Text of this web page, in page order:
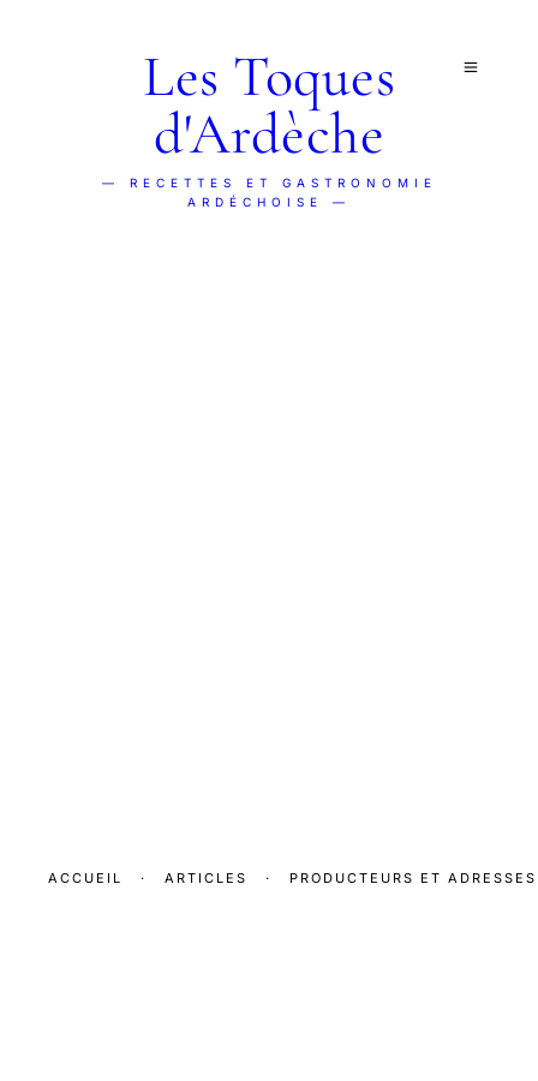
Les Toques
d'Ardèche
— RECETTES ET GASTRONOMIE
ARDÉCHOISE —
ACCUEIL · ARTICLES · PRODUCTEURS ET ADRESSES